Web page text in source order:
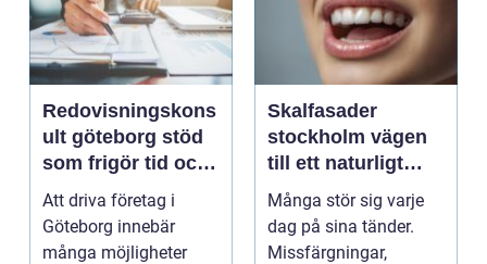
Redovisningskons
ult göteborg stöd
som frigör tid och
skapar kontroll
Att driva företag i
Göteborg innebär
många möjligheter
Skalfasader
stockholm vägen
till ett naturligt
vackert leende
Många stör sig varje
dag på sina tänder.
Missfärgningar,